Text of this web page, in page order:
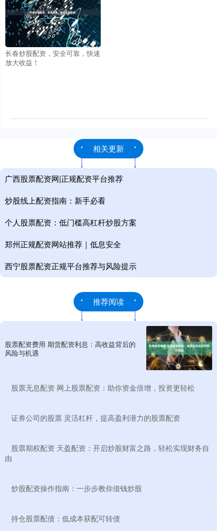
长春炒股配资，安全可靠，快速
放大收益！
相关更新
广西股票配资网|正规配资平台推荐
炒股线上配资指南：新手必看
个人股票配资：低门槛高杠杆炒股方案
郑州正规配资网站推荐｜低息安全
西宁股票配资正规平台推荐与风险提示
推荐阅读
股票配资费用 期货配资利息：高收益背后的
风险与机遇
​股票无息配资 网上股票配资：助你资金倍增，投资更轻松
​证券公司的股票 灵活杠杆，提高盈利潜力的股票配资
​股票期权配资 天盈配资：开启炒股财富之路，轻松实现财务自
由
​炒股配资操作指南：一步步教你借钱炒股
​持仓股票配债：低成本获配可转债